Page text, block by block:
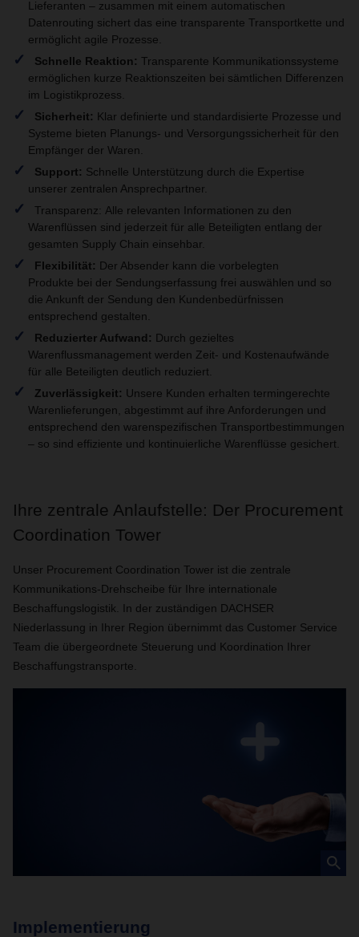
Lieferanten – zusammen mit einem automatischen
Datenrouting sichert das eine transparente Transportkette und
ermöglicht agile Prozesse.
Schnelle Reaktion: Transparente Kommunikationssysteme
ermöglichen kurze Reaktionszeiten bei sämtlichen Differenzen
im Logistikprozess.
Sicherheit: Klar definierte und standardisierte Prozesse und
Systeme bieten Planungs- und Versorgungssicherheit für den
Empfänger der Waren.
Support: Schnelle Unterstützung durch die Expertise
unserer zentralen Ansprechpartner.
Transparenz: Alle relevanten Informationen zu den
Warenflüssen sind jederzeit für alle Beteiligten entlang der
gesamten Supply Chain einsehbar.
Flexibilität: Der Absender kann die vorbelegten
Produkte bei der Sendungserfassung frei auswählen und so
die Ankunft der Sendung den Kundenbedürfnissen
entsprechend gestalten.
Reduzierter Aufwand: Durch gezieltes
Warenflussmanagement werden Zeit- und Kostenaufwände
für alle Beteiligten deutlich reduziert.
Zuverlässigkeit: Unsere Kunden erhalten termingerechte
Warenlieferungen, abgestimmt auf ihre Anforderungen und
entsprechend den warenspezifischen Transportbestimmungen
– so sind effiziente und kontinuierliche Warenflüsse gesichert.
Ihre zentrale Anlaufstelle: Der Procurement
Coordination Tower
Unser Procurement Coordination Tower ist die zentrale
Kommunikations-Drehscheibe für Ihre internationale
Beschaffungslogistik. In der zuständigen DACHSER
Niederlassung in Ihrer Region übernimmt das Customer Service
Team die übergeordnete Steuerung und Koordination Ihrer
Beschaffungstransporte.
Implementierung